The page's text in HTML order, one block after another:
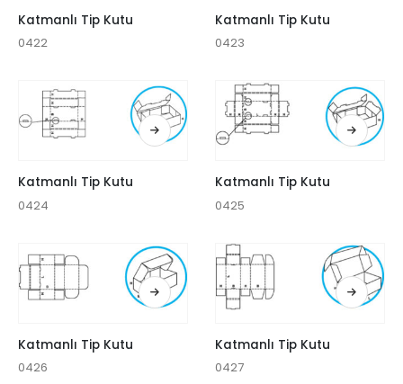
Katmanlı Tip Kutu
0422
Katmanlı Tip Kutu
0423
Katmanlı Tip Kutu
0424
Katmanlı Tip Kutu
0425
Katmanlı Tip Kutu
0426
Katmanlı Tip Kutu
0427